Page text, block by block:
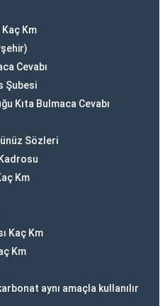
Km
Cevabı
Şubesi
Kıta Bulmaca Cevabı
Sözleri
Km
Kaç Km
Km
aynı amaçla kullanılır